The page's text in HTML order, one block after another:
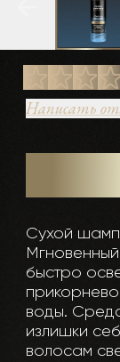
Написать
Сухой
быстро
воды.
излишки
волосам